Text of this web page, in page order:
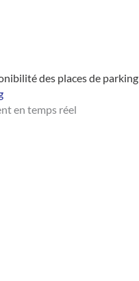
des places de parking
en temps réel